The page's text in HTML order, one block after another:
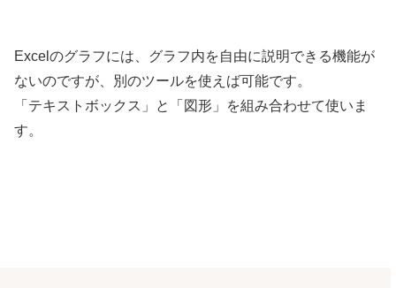
Excelのグラフには、グラフ内を自由に説明できる機能が
ないのですが、別のツールを使えば可能です。
「テキストボックス」と「図形」を組み合わせて使いま
す。